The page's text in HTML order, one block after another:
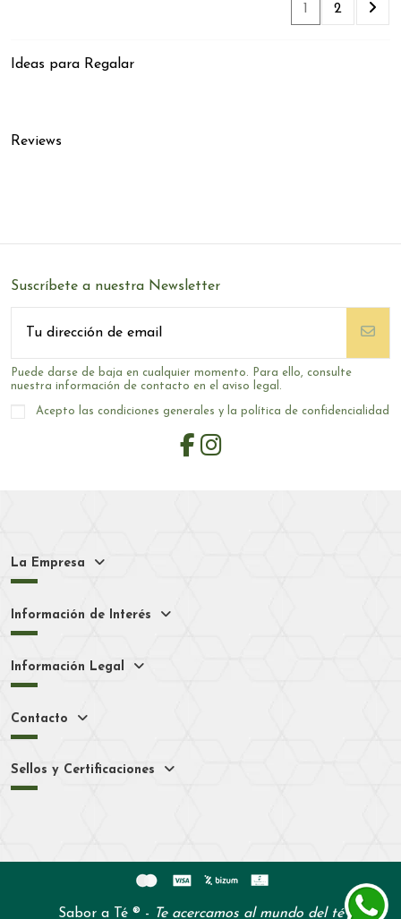
2
Ideas para Regalar
Reviews
Suscríbete a nuestra Newsletter
Puede darse de baja en cualquier momento. Para ello, consulte
nuestra información de contacto en el aviso legal.
Acepto las condiciones generales y la política de confidencialidad
La Empresa
Información de Interés
Información Legal
Contacto
Sellos y Certificaciones
Sabor a Té ® - Te acercamos al mundo del té